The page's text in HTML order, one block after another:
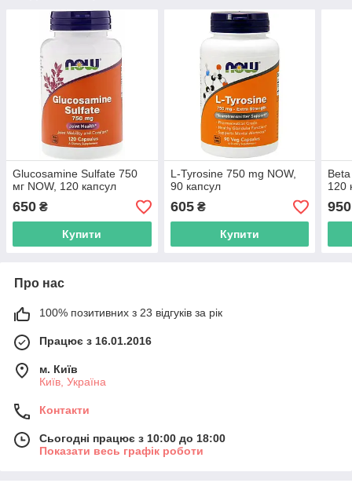
Glucosamine Sulfate 750
мг NOW, 120 капсул
650 ₴
Купити
L-Tyrosine 750 mg NOW,
90 капсул
605₴
Купити
120
950
Про нас
100% позитивних з 23 відгуків за рік
Працює з 16.01.2016
м. Київ
Київ, Україна
Контакти
Сьогодні працює з 10:00 до 18:00
Показати весь графік роботи